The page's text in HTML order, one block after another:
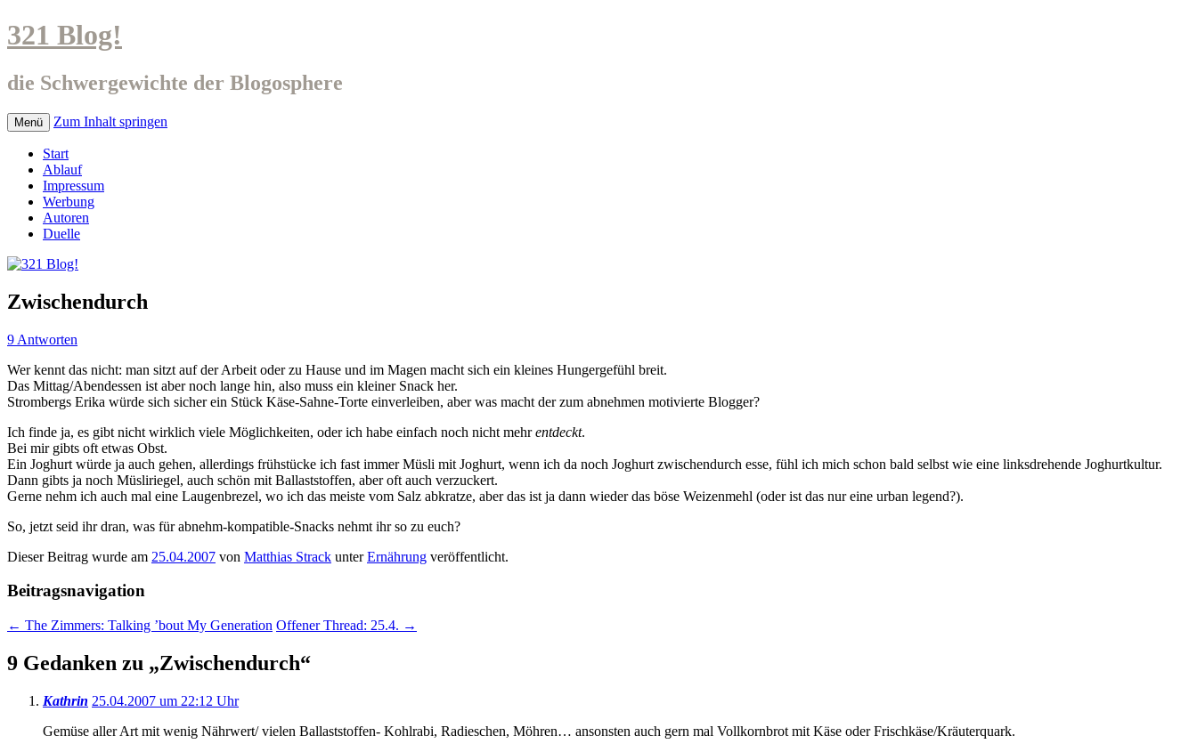
321 Blog!
die Schwergewichte der Blogosphere
Menü Zum Inhalt springen
Start
Ablauf
Impressum
Werbung
Autoren
Duelle
Zwischendurch
9 Antworten
Wer kennt das nicht: man sitzt auf der Arbeit oder zu Hause und im Magen macht sich ein kleines Hungergefühl breit.
Das Mittag/Abendessen ist aber noch lange hin, also muss ein kleiner Snack her.
Strombergs Erika würde sich sicher ein Stück Käse-Sahne-Torte einverleiben, aber was macht der zum abnehmen motivierte Blogger?
Ich finde ja, es gibt nicht wirklich viele Möglichkeiten, oder ich habe einfach noch nicht mehrentdeckt.
Bei mir gibts oft etwas Obst.
Ein Joghurt würde ja auch gehen, allerdings frühstücke ich fast immer Müsli mit Joghurt, wenn ich da noch Joghurt zwischendurch esse, fühl ich mich schon bald selbst wie eine linksdrehende Joghurtkultur.
Dann gibts ja noch Müsliriegel, auch schön mit Ballaststoffen, aber oft auch verzuckert.
Gerne nehm ich auch mal eine Laugenbrezel, wo ich das meiste vom Salz abkratze, aber das ist ja dann wieder das böse Weizenmehl (oder ist das nur eine urban legend?).
So, jetzt seid ihr dran, was für abnehm-kompatible-Snacks nehmt ihr so zu euch?
Dieser Beitrag wurde am 25.04.2007 von Matthias Strack unterErnährung veröffentlicht.
Beitragsnavigation
← The Zimmers: Talking ’bout My Generation Offener Thread: 25.4. →
9 Gedanken zu „Zwischendurch“
Kathrin 25.04.2007 um 22:12 Uhr
Gemüse aller Art mit wenig Nährwert/ vielen Ballaststoffen- Kohlrabi, Radieschen, Möhren… ansonsten auch gern mal Vollkornbrot mit Käse oder Frischkäse/Kräuterquark.